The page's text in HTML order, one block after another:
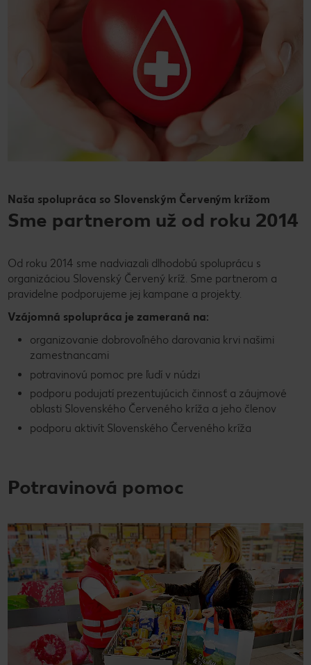
Naša spolupráca so Slovenským Červeným krížom
Sme partnerom už od roku 2014
Od roku 2014 sme nadviazali dlhodobú spoluprácu s
organizáciou Slovenský Červený kríž. Sme partnerom a
pravidelne podporujeme jej kampane a projekty.
Vzájomná spolupráca je zameraná na:
organizovanie dobrovoľného darovania krvi našimi
zamestnancami
potravinovú pomoc pre ľudí v núdzi
podporu podujatí prezentujúcich činnosť a záujmové
oblasti Slovenského Červeného kríža a jeho členov
podporu aktivít Slovenského Červeného kríža
Potravinová pomoc